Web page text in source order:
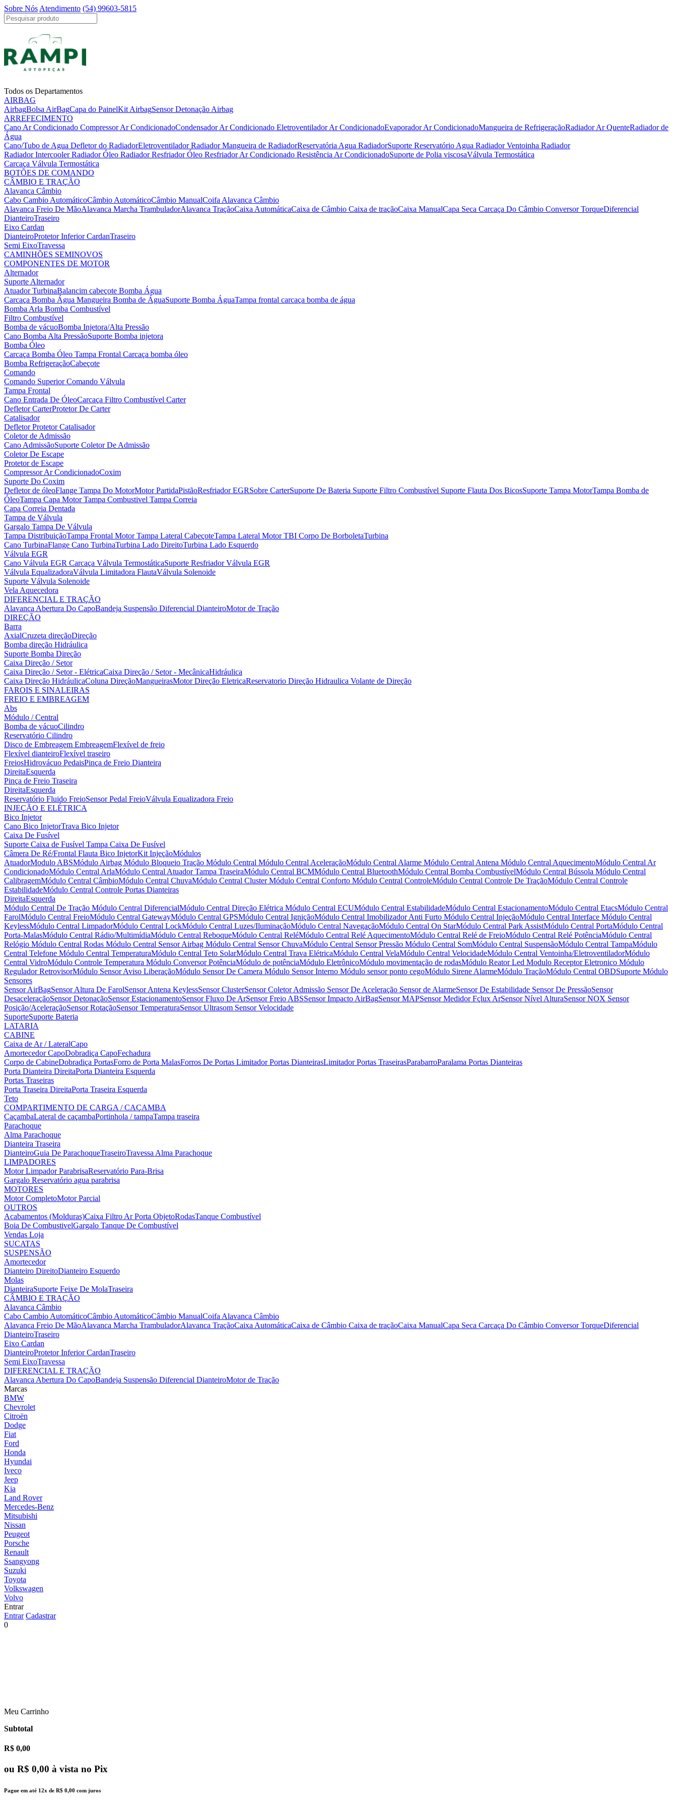
Sobre Nós Atendimento (54) 99603-5815
Todos os Departamentos
AIRBAG
AirbagBolsa AirBagCapa do PainelKit AirbagSensor Detonação Airbag
ARREFECIMENTO
Cano Ar Condicionado Compressor Ar CondicionadoCondensador Ar Condicionado Eletroventilador Ar CondicionadoEvaporador Ar CondicionadoMangueira de RefrigeraçãoRadiador Ar QuenteRadiador de
Água
Cano/Tubo de Agua Defletor do RadiadorEletroventilador RadiadorMangueira de RadiadorReservatória Agua RadiadorSuporte Reservatório Agua RadiadorVentoinha Radiador
Radiador IntercoolerRadiador Óleo Radiador Resfriador Óleo Resfriador Ar Condicionado Resistência Ar CondicionadoSuporte de Polia viscosaVálvula Termostática
Carcaça Válvula Termostática
BOTÕES DE COMANDO
CÂMBIO E TRAÇÃO
Alavanca Câmbio
Cabo Cambio AutomáticoCâmbio AutomáticoCâmbio ManualCoifa Alavanca Câmbio
Alavanca Freio De MãoAlavanca Marcha TrambuladorAlavanca TraçãoCaixa AutomáticaCaixa de Câmbio Caixa de traçãoCaixa ManualCapa Seca Carcaça Do Câmbio Conversor TorqueDiferencial
DianteiroTraseiro
Eixo Cardan
DianteiroProtetor Inferior CardanTraseiro
Semi EixoTravessa
CAMINHÕES SEMINOVOS
COMPONENTES DE MOTOR
Alternador
Suporte Alternador
Atuador TurbinaBalancim cabeçote Bomba Água
Carcaça Bomba Água Mangueira Bomba de ÁguaSuporte Bomba ÁguaTampa frontal carcaça bomba de água
Bomba Arla Bomba Combustível
Filtro Combustível
Bomba de vácuoBomba Injetora/Alta Pressão
Cano Bomba Alta PressãoSuporte Bomba injetora
Bomba Óleo
Carcaça Bomba Óleo Tampa Frontal Carcaça bomba óleo
Bomba RefrigeraçãoCabeçote
Comando
Comando SuperiorComando Válvula
Tampa Frontal
Cano Entrada De ÓleoCarcaça Filtro Combustível Carter
Defletor CarterProtetor De Carter
Catalisador
Defletor Protetor Catalisador
Coletor de Admissão
Cano AdmissãoSuporte Coletor De Admissão
Coletor De Escape
Protetor de Escape
Compressor Ar CondicionadoCoxim
Suporte Do Coxim
Defletor de óleoFlange Tampa Do MotorMotor PartidaPistãoResfriador EGRSobre CarterSuporte De Bateria Suporte Filtro Combustível Suporte Flauta Dos BicosSuporte Tampa MotorTampa Bomba de
ÓleoTampa Capa MotorTampa Combustivel Tampa Correia
Capa Correia Dentada
Tampa de Válvula
Gargalo Tampa De Válvula
Tampa DistribuiçãoTampa Frontal MotorTampa Lateral CabeçoteTampa Lateral MotorTBI Corpo De BorboletaTurbina
Cano TurbinaFlange Cano TurbinaTurbina Lado DireitoTurbina Lado Esquerdo
Válvula EGR
Cano Válvula EGR Carcaça Válvula TermostáticaSuporte Resfriador Válvula EGR
Válvula EqualizadoraVálvula Limitadora FlautaVálvula Solenoide
Suporte Válvula Solenoide
Vela Aquecedora
DIFERENCIAL E TRAÇÃO
Alavanca Abertura Do CapoBandeja Suspensão Diferencial DianteiroMotor de Tração
DIREÇÃO
Barra
AxialCruzeta direçãoDireção
Bomba direção Hidráulica
Suporte Bomba Direção
Caixa Direção / Setor
Caixa Direção / Setor - ElétricaCaixa Direção / Setor - MecânicaHidráulica
Caixa Direção HidráulicaColuna DireçãoMangueirasMotor Direção EletricaReservatorio Direção Hidraulica Volante de Direção
FAROIS E SINALEIRAS
FREIO E EMBREAGEM
Abs
Módulo / Central
Bomba de vácuoCilindro
Reservatório Cilindro
Disco de Embreagem EmbreagemFlexível de freio
Flexível dianteiroFlexível traseiro
FreiosHidrovácuo PedaisPinça de Freio Dianteira
DireitaEsquerda
Pinça de Freio Traseira
DireitaEsquerda
Reservatório Fluido FreioSensor Pedal FreioVálvula Equalizadora Freio
INJEÇÃO E ELÉTRICA
Bico Injetor
Cano Bico InjetorTrava Bico Injetor
Caixa De Fusível
Suporte Caixa de Fusível Tampa Caixa De Fusível
Câmera De Ré/Frontal Flauta Bico InjetorKit InjeçãoMódulos
AtuadorModulo ABSMódulo Airbag Módulo Bloqueio Tração Módulo Central Módulo Central AceleraçãoMódulo Central Alarme Módulo Central Antena Módulo Central AquecimentoMódulo Central Ar
CondicionadoMódulo Central ArlaMódulo Central Atuador Tampa TraseiraMódulo Central BCMMódulo Central BluetoothMódulo Central Bomba CombustívelMódulo Central Bússola Módulo Central
CalibragemMódulo Central CâmbioMódulo Central ChuvaMódulo Central ClusterMódulo Central Conforto Módulo Central ControleMódulo Central Controle De TraçãoMódulo Central Controle
EstabilidadeMódulo Central Controle Portas Dianteiras
DireitaEsquerda
Módulo Central De Tração Módulo Central DiferencialMódulo Central Direção Elétrica Módulo Central ECUMódulo Central EstabilidadeMódulo Central EstacionamentoMódulo Central EtacsMódulo Central
FarolMódulo Central FreioMódulo Central GatewayMódulo Central GPSMódulo Central IgniçãoMódulo Central Imobilizador Anti Furto Módulo Central InjeçãoMódulo Central Interface Módulo Central
KeylessMódulo Central LimpadorMódulo Central LockMódulo Central Luzes/IluminaçãoMódulo Central NavegaçãoMódulo Central On StarMódulo Central Park AssistMódulo Central PortaMódulo Central
Porta-MalasMódulo Central Rádio/MultimídiaMódulo Central ReboqueMódulo Central ReléMódulo Central Relé AquecimentoMódulo Central Relé de FreioMódulo Central Relé PotênciaMódulo Central
Relógio Módulo Central Rodas Módulo Central Sensor Airbag Módulo Central Sensor ChuvaMódulo Central Sensor Pressão Módulo Central SomMódulo Central SuspensãoMódulo Central TampaMódulo
Central Telefone Módulo Central TemperaturaMódulo Central Teto SolarMódulo Central Trava ElétricaMódulo Central VelaMódulo Central VelocidadeMódulo Central Ventoinha/EletroventiladorMódulo
Central VidroMódulo Controle Temperatura Módulo Conversor PotênciaMódulo de potênciaMódulo EletrônicoMódulo movimentação de rodasMódulo Reator Led Modulo Receptor Eletronico Módulo
Regulador RetrovisorMódulo Sensor Aviso LiberaçãoMódulo Sensor De Camera Módulo Sensor Interno Módulo sensor ponto cegoMódulo Sirene AlarmeMódulo TraçãoMódulo Central OBDSuporte Módulo
Sensores
Sensor AirBagSensor Altura De FarolSensor Antena KeylessSensor ClusterSensor Coletor Admissão Sensor De Aceleração Sensor de AlarmeSensor De Estabilidade Sensor De PressãoSensor
DesaceleraçãoSensor DetonaçãoSensor EstacionamentoSensor Fluxo De ArSensor Freio ABSSensor Impacto AirBagSensor MAPSensor Medidor Fçlux ArSensor Nível AlturaSensor NOX Sensor
Posição/AceleraçãoSensor RotaçãoSensor TemperaturaSensor Ultrasom Sensor Velocidade
SuporteSuporte Bateria
LATARIA
CABINE
Caixa de Ar / LateralCapo
Amortecedor CapoDobradiça CapoFechadura
Corpo de CabineDobradiça PortasForro de Porta MalasForros De Portas Limitador Portas DianteirasLimitador Portas TraseirasParabarroParalama Portas Dianteiras
Porta Dianteira DireitaPorta Dianteira Esquerda
Portas Traseiras
Porta Traseira DireitaPorta Traseira Esquerda
Teto
COMPARTIMENTO DE CARGA / CAÇAMBA
CaçambaLateral de caçambaPortinhola / tampaTampa traseira
Parachoque
Alma Parachoque
Dianteira Traseira
DianteiroGuia De ParachoqueTraseiroTravessa Alma Parachoque
LIMPADORES
Motor Limpador ParabrisaReservatório Para-Brisa
Gargalo Reservatório agua parabrisa
MOTORES
Motor CompletoMotor Parcial
OUTROS
Acabamentos (Molduras)Caixa Filtro ArPorta ObjetoRodasTanque Combustível
Boia De CombustivelGargalo Tanque De Combustível
Vendas Loja
SUCATAS
SUSPENSÃO
Amortecedor
Dianteiro DireitoDianteiro Esquerdo
Molas
DianteiraSuporte Feixe De MolaTraseira
CÂMBIO E TRAÇÃO
Alavanca Câmbio
Cabo Cambio AutomáticoCâmbio AutomáticoCâmbio ManualCoifa Alavanca Câmbio
Alavanca Freio De MãoAlavanca Marcha TrambuladorAlavanca TraçãoCaixa AutomáticaCaixa de Câmbio Caixa de traçãoCaixa ManualCapa Seca Carcaça Do Câmbio Conversor TorqueDiferencial
DianteiroTraseiro
Eixo Cardan
DianteiroProtetor Inferior CardanTraseiro
Semi EixoTravessa
DIFERENCIAL E TRAÇÃO
Alavanca Abertura Do CapoBandeja Suspensão Diferencial DianteiroMotor de Tração
Marcas
BMW
Chevrolet
Citroën
Dodge
Fiat
Ford
Honda
Hyundai
Iveco
Jeep
Kia
Land Rover
Mercedes-Benz
Mitsubishi
Nissan
Peugeot
Porsche
Renault
Ssangyong
Suzuki
Toyota
Volkswagen
Volvo
Entrar
Entrar Cadastrar
0
Meu Carrinho
Subtotal
R$ 0,00
ou R$ 0,00 à vista no Pix
Pague em até 12x de R$ 0,00 com juros